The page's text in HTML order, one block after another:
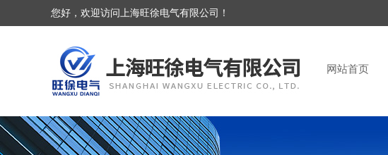
您好，欢迎访问上海旺徐电气有限公司！
网站首页